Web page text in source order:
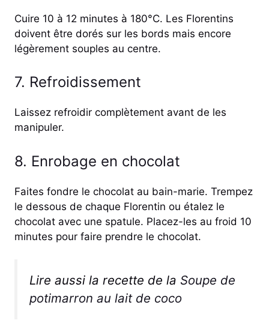
Cuire 10 à 12 minutes à 180°C. Les Florentins
doivent être dorés sur les bords mais encore
légèrement souples au centre.
7. Refroidissement
Laissez refroidir complètement avant de les
manipuler.
8. Enrobage en chocolat
Faites fondre le chocolat au bain-marie. Trempez
le dessous de chaque Florentin ou étalez le
chocolat avec une spatule. Placez-les au froid 10
minutes pour faire prendre le chocolat.
Lire aussi la recette de la Soupe de
potimarron au lait de coco